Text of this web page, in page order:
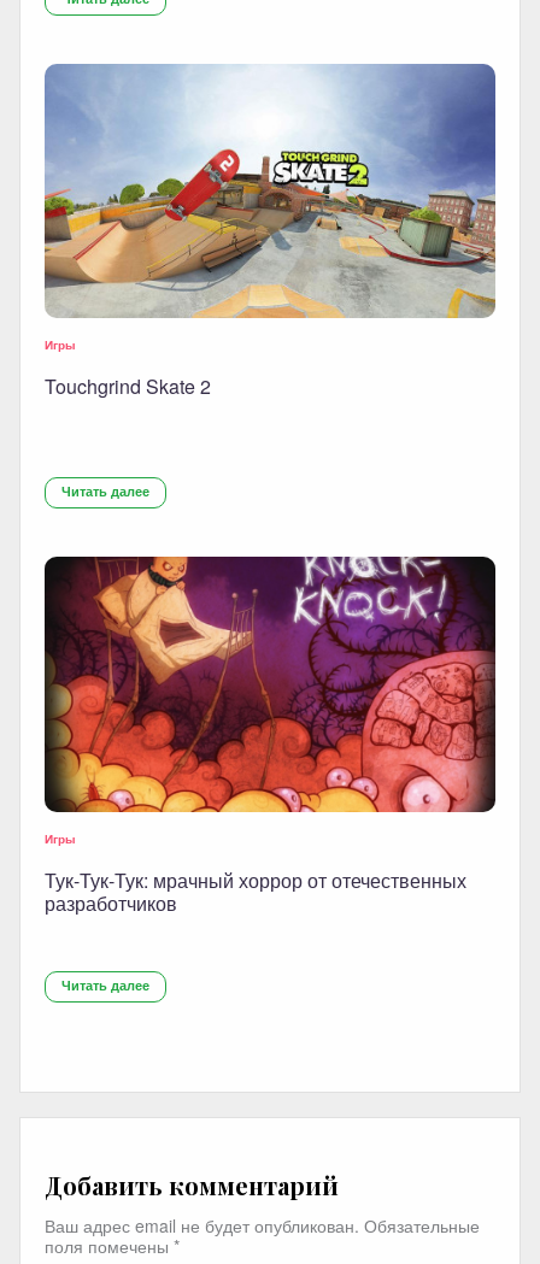
Игры
Touchgrind Skate 2
Читать далее
Игры
Тук-Тук-Тук: мрачный хоррор от отечественных
разработчиков
Читать далее
Добавить комментарий
Ваш адрес email не будет опубликован. Обязательные
поля помечены *